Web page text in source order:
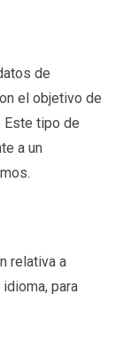
de
el objetivo de
tipo de
a un
relativa a
para